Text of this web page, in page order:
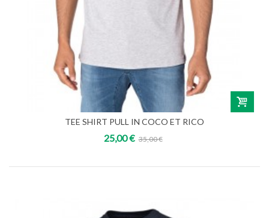
TEE SHIRT PULL IN COCO ET RICO
25,00 € 35,00 €